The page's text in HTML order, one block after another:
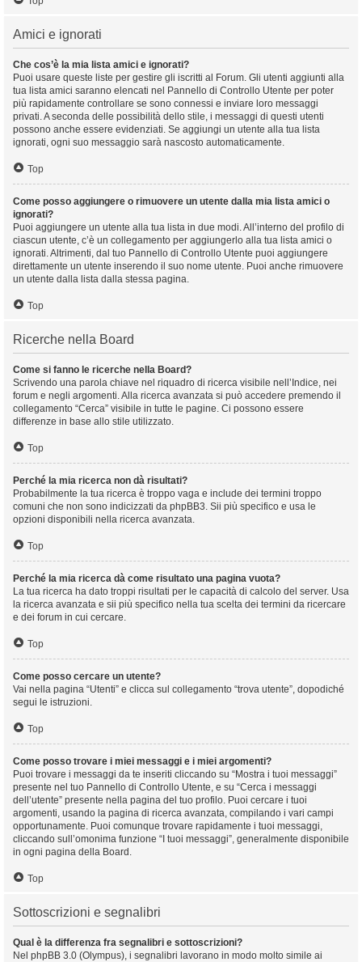
Amici e ignorati
Che cos’è la mia lista amici e ignorati?
Puoi usare queste liste per gestire gli iscritti al Forum. Gli utenti aggiunti alla
tua lista amici saranno elencati nel Pannello di Controllo Utente per poter
più rapidamente controllare se sono connessi e inviare loro messaggi
privati. A seconda delle possibilità dello stile, i messaggi di questi utenti
possono anche essere evidenziati. Se aggiungi un utente alla tua lista
ignorati, ogni suo messaggio sarà nascosto automaticamente.
Top
Come posso aggiungere o rimuovere un utente dalla mia lista amici o
ignorati?
Puoi aggiungere un utente alla tua lista in due modi. All’interno del profilo di
ciascun utente, c’è un collegamento per aggiungerlo alla tua lista amici o
ignorati. Altrimenti, dal tuo Pannello di Controllo Utente puoi aggiungere
direttamente un utente inserendo il suo nome utente. Puoi anche rimuovere
un utente dalla lista dalla stessa pagina.
Top
Ricerche nella Board
Come si fanno le ricerche nella Board?
Scrivendo una parola chiave nel riquadro di ricerca visibile nell’Indice, nei
forum e negli argomenti. Alla ricerca avanzata si può accedere premendo il
collegamento “Cerca” visibile in tutte le pagine. Ci possono essere
differenze in base allo stile utilizzato.
Top
Perché la mia ricerca non dà risultati?
Probabilmente la tua ricerca è troppo vaga e include dei termini troppo
comuni che non sono indicizzati da phpBB3. Sii più specifico e usa le
opzioni disponibili nella ricerca avanzata.
Top
Perché la mia ricerca dà come risultato una pagina vuota?
La tua ricerca ha dato troppi risultati per le capacità di calcolo del server. Usa
la ricerca avanzata e sii più specifico nella tua scelta dei termini da ricercare
e dei forum in cui cercare.
Top
Come posso cercare un utente?
Vai nella pagina “Utenti” e clicca sul collegamento “trova utente”, dopodiché
segui le istruzioni.
Top
Come posso trovare i miei messaggi e i miei argomenti?
Puoi trovare i messaggi da te inseriti cliccando su “Mostra i tuoi messaggi”
presente nel tuo Pannello di Controllo Utente, e su “Cerca i messaggi
dell’utente” presente nella pagina del tuo profilo. Puoi cercare i tuoi
argomenti, usando la pagina di ricerca avanzata, compilando i vari campi
opportunamente. Puoi comunque trovare rapidamente i tuoi messaggi,
cliccando sull’omonima funzione “I tuoi messaggi”, generalmente disponibile
in ogni pagina della Board.
Top
Sottoscrizioni e segnalibri
Qual è la differenza fra segnalibri e sottoscrizioni?
Nel phpBB 3.0 (Olympus), i segnalibri lavorano in modo molto simile ai